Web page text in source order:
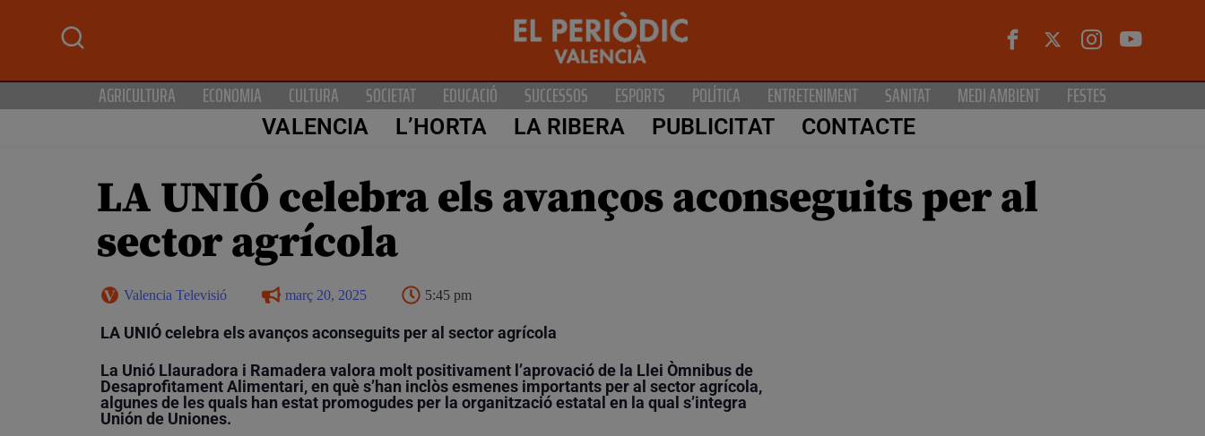
AGRICULTURA ECONOMIA CULTURA SOCIETAT EDUCACIÓ SUCCESSOS ESPORTS POLÍTICA ENTRETENIMENT SANITAT MEDI AMBIENT FESTES
VALENCIA L’HORTA LA RIBERA PUBLICITAT CONTACTE
LA UNIÓ celebra els avanços aconseguits per al
sector agrícola
Valencia Televisió març 20, 2025 5:45 pm
LA UNIÓ celebra els avanços aconseguits per al sector agrícola
La Unió Llauradora i Ramadera valora molt positivament l’aprovació de la Llei Òmnibus de
Desaprofitament Alimentari, en què s’han inclòs esmenes importants per al sector agrícola,
algunes de les quals han estat promogudes per la organització estatal en la qual s’integra
Unión de Uniones.